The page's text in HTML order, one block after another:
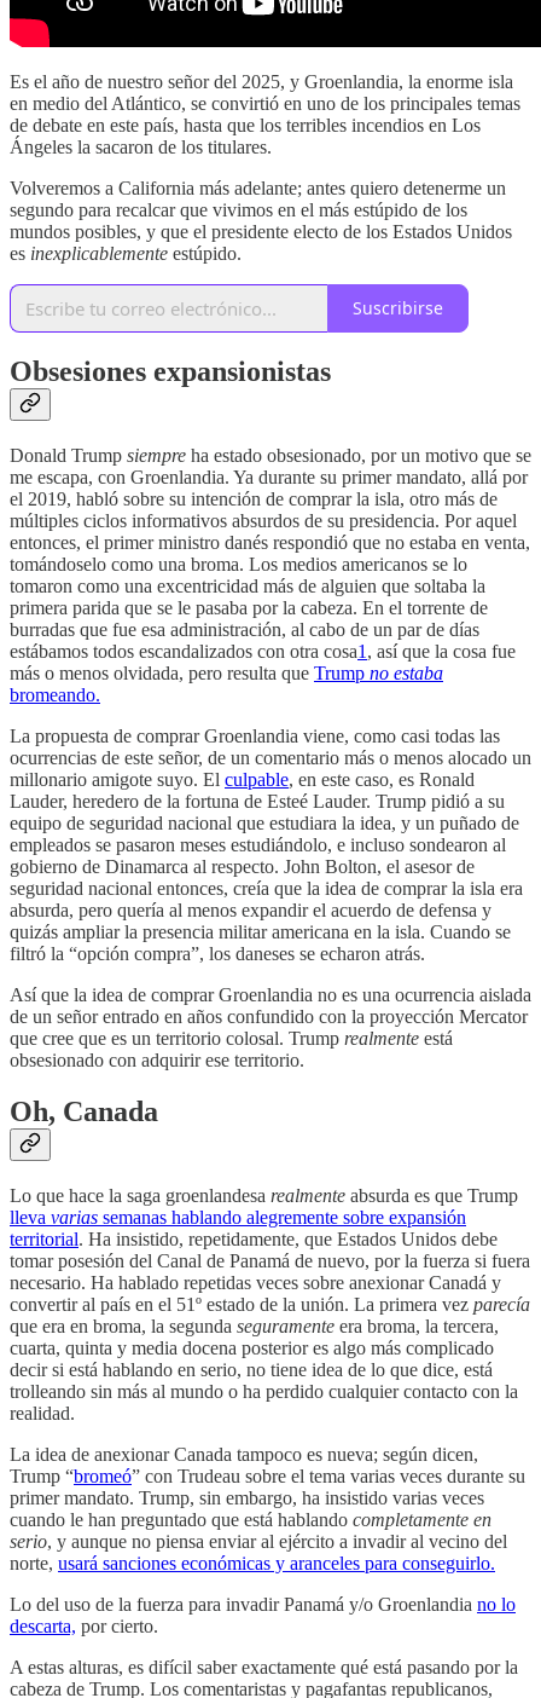
Es el año de nuestro señor del 2025, y Groenlandia, la enorme isla
en medio del Atlántico, se convirtió en uno de los principales temas
de debate en este país, hasta que los terribles incendios en Los
Ángeles la sacaron de los titulares.
Volveremos a California más adelante; antes quiero detenerme un
segundo para recalcar que vivimos en el más estúpido de los
mundos posibles, y que el presidente electo de los Estados Unidos
es inexplicablemente estúpido.
Suscribirse
Obsesiones expansionistas
Donald Trump siempre ha estado obsesionado, por un motivo que se
me escapa, con Groenlandia. Ya durante su primer mandato, allá por
el 2019, habló sobre su intención de comprar la isla, otro más de
múltiples ciclos informativos absurdos de su presidencia. Por aquel
entonces, el primer ministro danés respondió que no estaba en venta,
tomándoselo como una broma. Los medios americanos se lo
tomaron como una excentricidad más de alguien que soltaba la
primera parida que se le pasaba por la cabeza. En el torrente de
burradas que fue esa administración, al cabo de un par de días
estábamos todos escandalizados con otra cosa1 , así que la cosa fue
más o menos olvidada, pero resulta que Trump no estaba
bromeando.
La propuesta de comprar Groenlandia viene, como casi todas las
ocurrencias de este señor, de un comentario más o menos alocado un
millonario amigote suyo. El culpable, en este caso, es Ronald
Lauder, heredero de la fortuna de Esteé Lauder. Trump pidió a su
equipo de seguridad nacional que estudiara la idea, y un puñado de
empleados se pasaron meses estudiándolo, e incluso sondearon al
gobierno de Dinamarca al respecto. John Bolton, el asesor de
seguridad nacional entonces, creía que la idea de comprar la isla era
absurda, pero quería al menos expandir el acuerdo de defensa y
quizás ampliar la presencia militar americana en la isla. Cuando se
filtró la “opción compra”, los daneses se echaron atrás.
Así que la idea de comprar Groenlandia no es una ocurrencia aislada
de un señor entrado en años confundido con la proyección Mercator
que cree que es un territorio colosal. Trump realmente está
obsesionado con adquirir ese territorio.
Oh, Canada
Lo que hace la saga groenlandesa realmente absurda es que Trump
lleva varias semanas hablando alegremente sobre expansión
territorial. Ha insistido, repetidamente, que Estados Unidos debe
tomar posesión del Canal de Panamá de nuevo, por la fuerza si fuera
necesario. Ha hablado repetidas veces sobre anexionar Canadá y
convertir al país en el 51º estado de la unión. La primera vez parecía
que era en broma, la segunda seguramente era broma, la tercera,
cuarta, quinta y media docena posterior es algo más complicado
decir si está hablando en serio, no tiene idea de lo que dice, está
trolleando sin más al mundo o ha perdido cualquier contacto con la
realidad.
La idea de anexionar Canada tampoco es nueva; según dicen,
Trump “bromeó” con Trudeau sobre el tema varias veces durante su
primer mandato. Trump, sin embargo, ha insistido varias veces
cuando le han preguntado que está hablando completamente en
serio, y aunque no piensa enviar al ejército a invadir al vecino del
norte, usará sanciones económicas y aranceles para conseguirlo.
Lo del uso de la fuerza para invadir Panamá y/o Groenlandia no lo
descarta, por cierto.
A estas alturas, es difícil saber exactamente qué está pasando por la
cabeza de Trump. Los comentaristas y pagafantas republicanos,